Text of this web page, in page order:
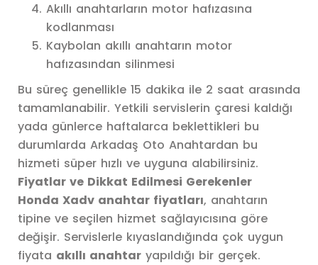
Akıllı anahtarların motor hafızasına
kodlanması
Kaybolan akıllı anahtarın motor
hafızasından silinmesi
Bu süreç genellikle 15 dakika ile 2 saat arasında
tamamlanabilir. Yetkili servislerin çaresi kaldığı
yada günlerce haftalarca beklettikleri bu
durumlarda Arkadaş Oto Anahtardan bu
hizmeti süper hızlı ve uyguna alabilirsiniz.
Fiyatlar ve Dikkat Edilmesi Gerekenler
Honda Xadv anahtar fiyatları, anahtarın
tipine ve seçilen hizmet sağlayıcısına göre
değişir. Servislerle kıyaslandığında çok uygun
fiyata akıllı anahtar yapıldığı bir gerçek.